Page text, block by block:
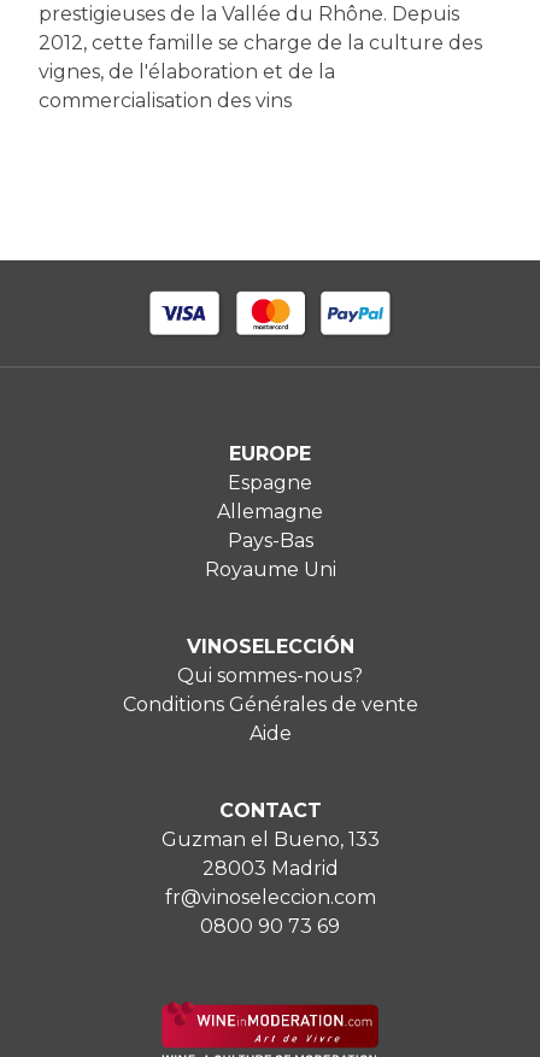
prestigieuses de la Vallée du Rhône. Depuis
2012, cette famille se charge de la culture des
vignes, de l'élaboration et de la
commercialisation des vins
EUROPE
Espagne
Allemagne
Pays-Bas
Royaume Uni
VINOSELECCIÓN
Qui sommes-nous?
Conditions Générales de vente
Aide
CONTACT
Guzman el Bueno, 133
28003 Madrid
fr@vinoseleccion.com
0800 90 73 69